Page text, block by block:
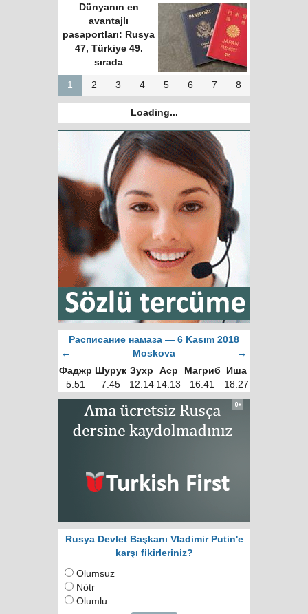
Dünyanın en
avantajlı
pasaportları: Rusya
47, Türkiye 49.
sırada
1 2 3 4 5 6 7 8
Loading...
Расписание намаза — 6 Kasım 2018
←
Moskova
→
Фаджр Шурук Зухр Аср Магриб
Иша
5:51
7:45 12:14 14:13 16:41 18:27
Rusya Devlet Başkanı Vladimir Putin'e
karşı fikirleriniz?
Olumsuz
Nötr
Olumlu